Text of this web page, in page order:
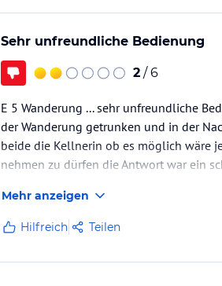
Sehr unfreundliche Bedienung
2 / 6
E 5 Wanderung ... sehr unfreundliche
der Wanderung getrunken und in der
beide die Kellnerin ob es möglich wäre
nehmen zu dürfen die Antwort war ein
Mehr anzeigen
Hilfreich Teilen